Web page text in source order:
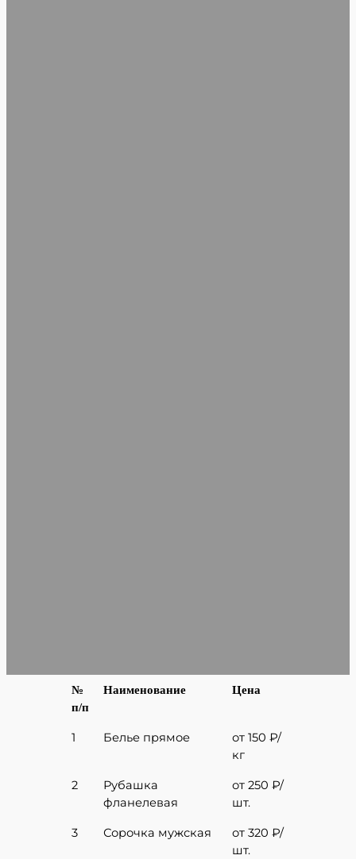
№
п/п
Наименование Цена
1 Белье прямое
от 150 ₽/
кг
2
Рубашка
фланелевая
от 250 ₽/
шт.
3 Сорочка мужская
от 320 ₽/
шт.